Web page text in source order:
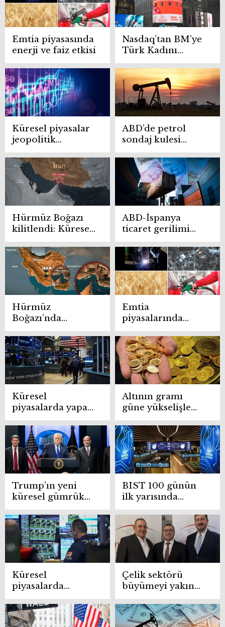
Emtia piyasasında
enerji ve faiz etkisi
Nasdaq’tan BM’ye
Türk Kadını
Rüzgârı
Küresel piyasalar
jeopolitik
gerilimle baskı
altında
ABD’de petrol
sondaj kulesi
sayısı arttı
Hürmüz Boğazı
kilitlendi: Küresel
enerji
koridorunda
alternatif arayışı
ABD-İspanya
ticaret gerilimi
Türk ihracatçısı
için fırsat
Hürmüz
Boğazı’nda
sevkiyat durdu:
Petrolde alarm
zilleri!
Emtia
piyasalarında
ABD-İran gerilimi
damga vurdu
Küresel
piyasalarda yapay
zekâ rüzgarı,
jeopolitik gerilim
ve merkez
bankaları etkisi
Altının gramı
güne yükselişle
başlayarak 7 bin
323 liraya çıktı
Trump’ın yeni
küresel gümrük
vergisi yürürlüğe
girdi
BIST 100 günün
ilk yarısında
yükseldi: Endeks
14.077 puanı aştı
Küresel
piyasalarda
belirsizlik ve faiz
beklentileri öne
çıkıyor
Çelik sektörü
büyümeyi yakın
coğrafyada
arayacak